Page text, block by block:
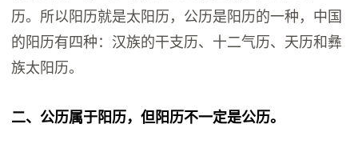
历。所以阳历就是太阳历，公历是阳历的一种，中国
的阳历有四种：汉族的干支历、十二气历、天历和彝
族太阳历。
二‬、公历属于阳历，但阳历不一定是公历。